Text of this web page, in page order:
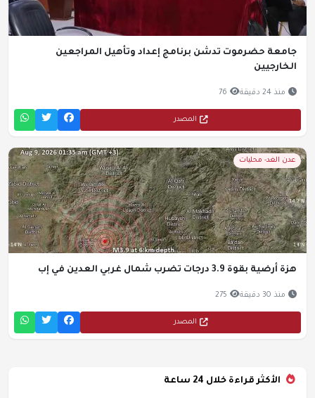
جامعة حضرموت تدشن برنامج إعداد وتأهيل المراجعين
الخارجيين
منذ 24 دقيقة 76
المصدر
عدن الغد- محليات
هزة أرضية بقوة 3.9 درجات تضرب شمال غربي العدين في إب
منذ 30 دقيقة 275
المصدر
الأكثر قراءة خلال 24 ساعة